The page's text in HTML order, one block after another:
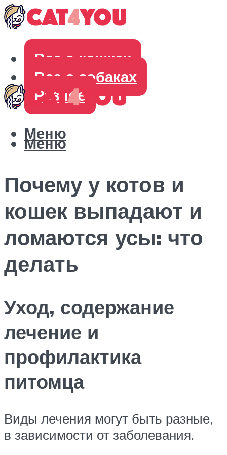
Все о кошках
Все о собаках
Разное
Меню
Меню
Почему у котов и
кошек выпадают и
ломаются усы: что
делать
Уход, содержание
лечение и
профилактика
питомца
Виды лечения могут быть разные,
в зависимости от заболевания.